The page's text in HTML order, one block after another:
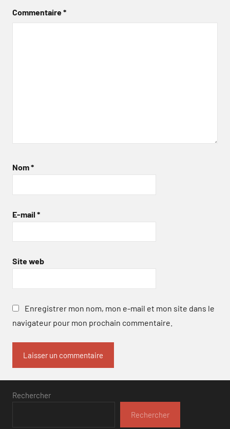
Commentaire*
Nom*
E-mail *
Site web
Enregistrer mon nom, mon e-mail et mon site dans le
navigateur pour mon prochain commentaire.
Rechercher
Rechercher